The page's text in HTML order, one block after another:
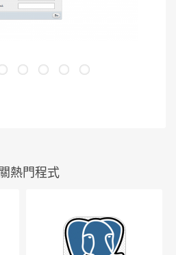
熱門程式